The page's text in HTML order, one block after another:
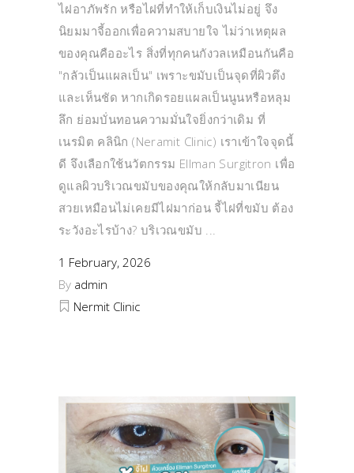
ไฝอาภัพรัก หรือไฝที่ทำให้เก็บเงินไม่อยู่ จึง
นิยมมาจี้ออกเพื่อความสบายใจ ไม่ว่าเหตุผล
ของคุณคืออะไร สิ่งที่ทุกคนกังวลเหมือนกันคือ
"กลัวเป็นแผลเป็น" เพราะขมับเป็นจุดที่ผิวตึง
และเห็นชัด หากเกิดรอยแผลเป็นนูนหรือหลุม
ลึก ย่อมบั่นทอนความมั่นใจยิ่งกว่าเดิม ที่
เนรมิต คลินิก (Neramit Clinic) เราเข้าใจจุดนี้
ดี จึงเลือกใช้นวัตกรรม Ellman Surgitron เพื่อ
ดูแลผิวบริเวณขมับของคุณให้กลับมาเนียน
สวยเหมือนไม่เคยมีไฝมาก่อน จี้ไฝที่ขมับ ต้อง
ระวังอะไรบ้าง? บริเวณขมับ
1 February, 2026
By admin
Nermit Clinic